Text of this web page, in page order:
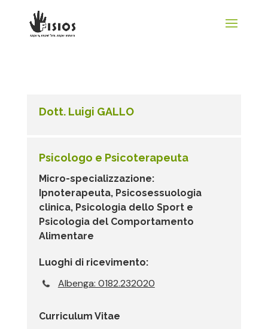
Dott. Luigi GALLO
Psicologo e Psicoterapeuta
Micro-specializzazione:
Ipnoterapeuta, Psicosessuologia
clinica, Psicologia dello Sport e
Psicologia del Comportamento
Alimentare
Luoghi di ricevimento:
Albenga: 0182.232020
Curriculum Vitae